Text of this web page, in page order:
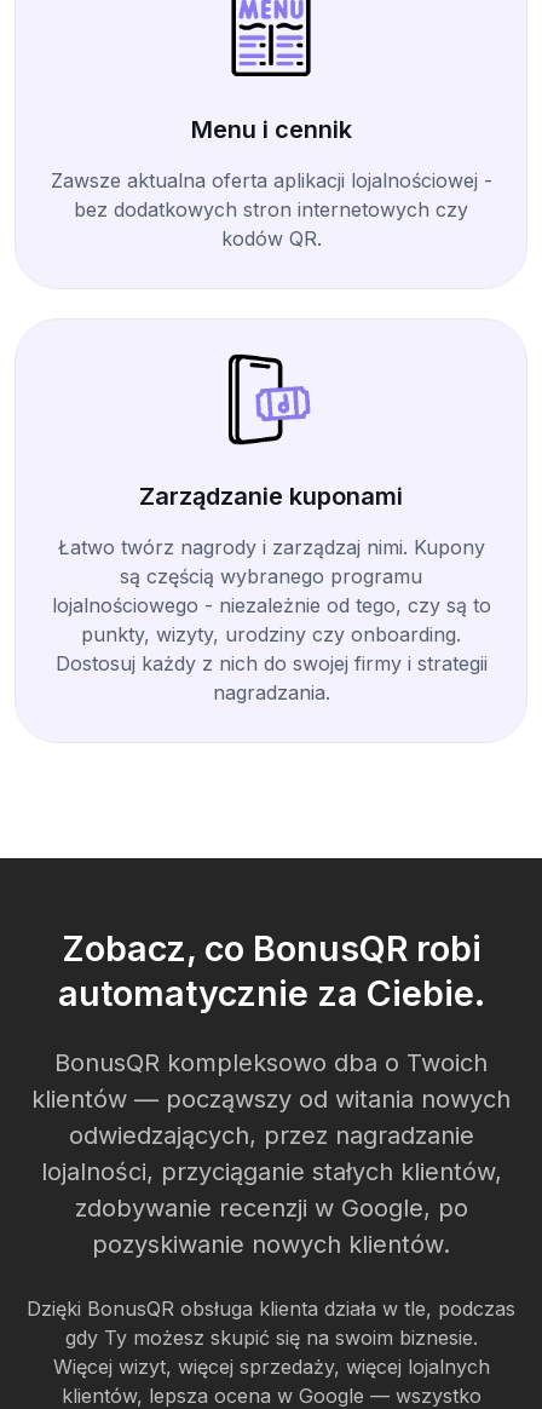
Menu i cennik
Zawsze aktualna oferta aplikacji lojalnościowej -
bez dodatkowych stron internetowych czy
kodów QR.
Zarządzanie kuponami
Łatwo twórz nagrody i zarządzaj nimi. Kupony
są częścią wybranego programu
lojalnościowego - niezależnie od tego, czy są to
punkty, wizyty, urodziny czy onboarding.
Dostosuj każdy z nich do swojej firmy i strategii
nagradzania.
Zobacz, co BonusQR robi
automatycznie za Ciebie.
BonusQR kompleksowo dba o Twoich
klientów — począwszy od witania nowych
odwiedzających, przez nagradzanie
lojalności, przyciąganie stałych klientów,
zdobywanie recenzji w Google, po
pozyskiwanie nowych klientów.
Dzięki BonusQR obsługa klienta działa w tle, podczas
gdy Ty możesz skupić się na swoim biznesie.
Więcej wizyt, więcej sprzedaży, więcej lojalnych
klientów, lepsza ocena w Google — wszystko